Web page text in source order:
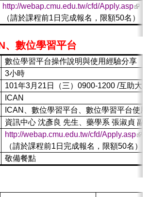
http://webap.cmu.edu.tw/cfd/Apply.asp(link
（請於課程前1日完成報名，限額50名）
、數位學習平台
數位學習平台操作說明與使用經驗分享
3小時
101年3月21日（三）0900-1200 /互助大
ICAN
ICAN、數位學習平台、數位學習平台使
資訊中心 沈彥良 先生、藥學系 張淑貞 副
http://webap.cmu.edu.tw/cfd/Apply.asp
（請於課程前1日完成報名，限額50名）
敬備餐點